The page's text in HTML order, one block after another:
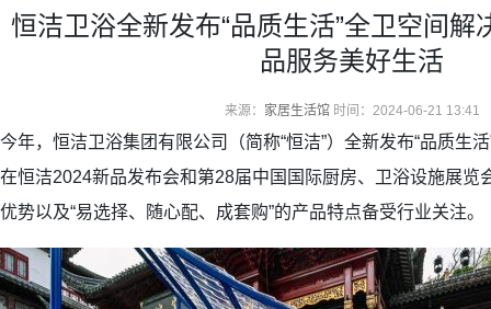
恒洁卫浴全新发布“品质生活”全卫空间解
品服务美好生活
来源： 家居生活馆时间：2024-06-21 13:41
今年，恒洁卫浴集团有限公司（简称“恒洁”）全新发布“品质生
在恒洁2024新品发布会和第28届中国国际厨房、卫浴设施展览
优势以及“易选择、随心配、成套购”的产品特点备受行业关注。